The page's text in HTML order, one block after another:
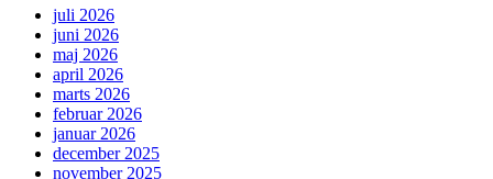
juli 2026
juni 2026
maj 2026
april 2026
marts 2026
februar 2026
januar 2026
december 2025
november 2025